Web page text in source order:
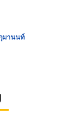
มานนท์